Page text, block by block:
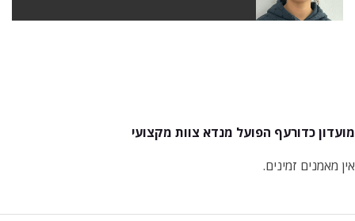
מועדון כדורעף הפועל מנדא צוות מקצועי
אין מאמנים זמינים.